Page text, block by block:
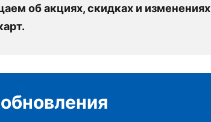
об акциях, скидках и изменениях